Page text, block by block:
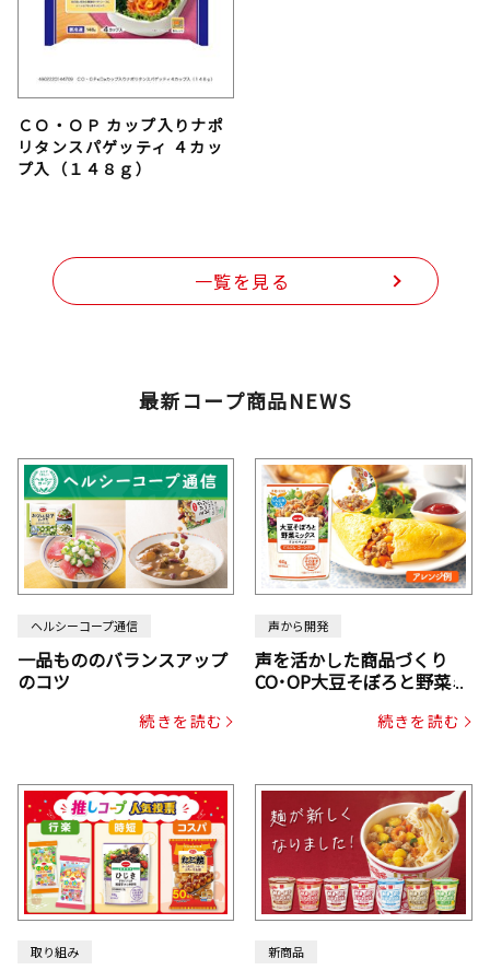
ＣＯ・ＯＰ カップ入りナポ
リタンスパゲッティ ４カッ
プ入（１４８ｇ）
一覧を見る
最新コープ商品NEWS
ヘルシーコープ通信
一品もののバランスアップ
のコツ
続きを読む
声から開発
声を活かした商品づくり
CO･OP大豆そぼろと野菜ミ
じん・コーン入り）続きを読む
取り組み 新商品